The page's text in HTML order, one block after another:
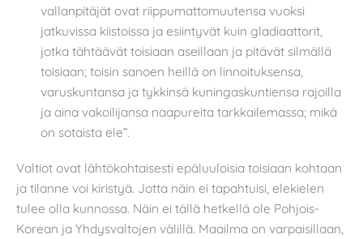
vallanpitäjät ovat riippumattomuutensa vuoksi
jatkuvissa kiistoissa ja esiintyvät kuin gladiaattorit,
jotka tähtäävät toisiaan aseillaan ja pitävät silmällä
toisiaan; toisin sanoen heillä on linnoituksensa,
varuskuntansa ja tykkinsä kuningaskuntiensa rajoilla
ja aina vakoilijansa naapureita tarkkailemassa; mikä
on sotaista ele”.
Valtiot ovat lähtökohtaisesti epäluuloisia toisiaan kohtaan
ja tilanne voi kiristyä. Jotta näin ei tapahtuisi, elekielen
tulee olla kunnossa. Näin ei tällä hetkellä ole Pohjois-
Korean ja Yhdysvaltojen välillä. Maailma on varpaisillaan,